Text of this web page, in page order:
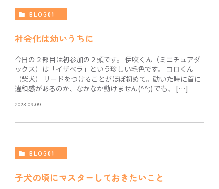
BLOG01
社会化は幼いうちに
今日の２部目は初参加の２頭です。 伊吹くん（ミニチュアダ
ックス）は「イザベラ」という珍しい毛色です。 コロくん
（柴犬） リードをつけることがほぼ初めて。動いた時に首に
違和感があるのか、なかなか動けません(^^;) でも、 […]
2023.09.09
BLOG01
子犬の頃にマスターしておきたいこと